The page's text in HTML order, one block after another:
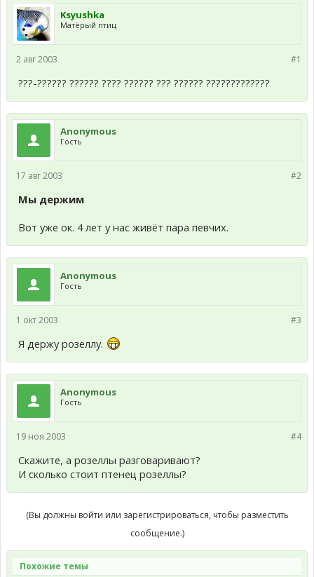
Ksyushka
Матёрый птиц
#1
2 авг 2003
???-?????? ?????? ???? ?????? ??? ?????? ?????????????
Anonymous
Гость
#2
17 авг 2003
Мы держим
Вот уже ок. 4 лет у нас живёт пара певчих.
Anonymous
Гость
#3
1 окт 2003
Я держу розеллу.
Anonymous
Гость
#4
19 ноя 2003
Скажите, а розеллы разговаривают?
И сколько стоит птенец розеллы?
(Вы должны войти или зарегистрироваться, чтобы разместить
сообщение.)
Похожие темы